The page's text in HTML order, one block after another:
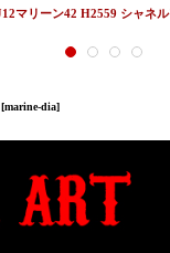
[marine-dia]